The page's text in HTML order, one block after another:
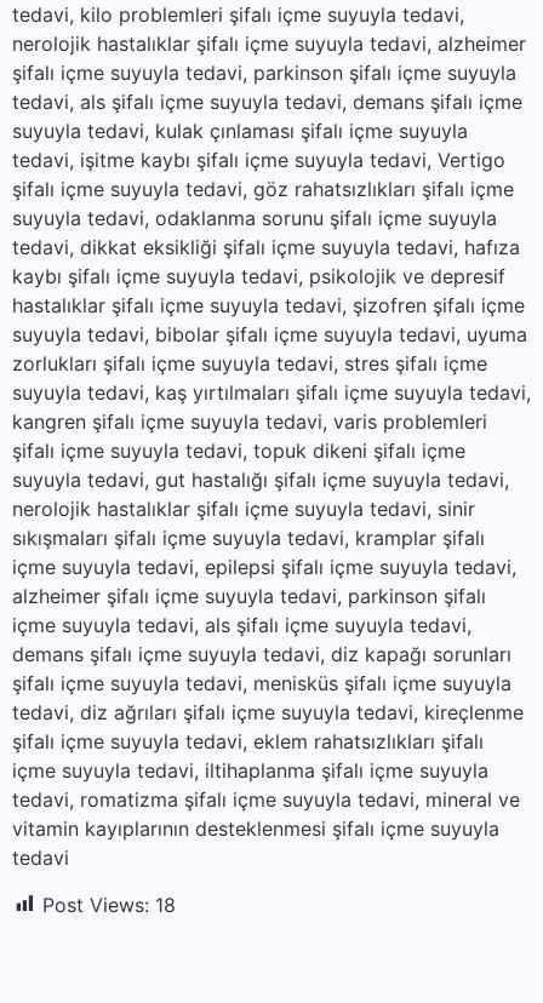
tedavi, kilo problemleri şifalı içme suyuyla tedavi,
nerolojik hastalıklar şifalı içme suyuyla tedavi, alzheimer
şifalı içme suyuyla tedavi, parkinson şifalı içme suyuyla
tedavi, als şifalı içme suyuyla tedavi, demans şifalı içme
suyuyla tedavi, kulak çınlaması şifalı içme suyuyla
tedavi, işitme kaybı şifalı içme suyuyla tedavi, Vertigo
şifalı içme suyuyla tedavi, göz rahatsızlıkları şifalı içme
suyuyla tedavi, odaklanma sorunu şifalı içme suyuyla
tedavi, dikkat eksikliği şifalı içme suyuyla tedavi, hafıza
kaybı şifalı içme suyuyla tedavi, psikolojik ve depresif
hastalıklar şifalı içme suyuyla tedavi, şizofren şifalı içme
suyuyla tedavi, bibolar şifalı içme suyuyla tedavi, uyuma
zorlukları şifalı içme suyuyla tedavi, stres şifalı içme
suyuyla tedavi, kaş yırtılmaları şifalı içme suyuyla tedavi,
kangren şifalı içme suyuyla tedavi, varis problemleri
şifalı içme suyuyla tedavi, topuk dikeni şifalı içme
suyuyla tedavi, gut hastalığı şifalı içme suyuyla tedavi,
nerolojik hastalıklar şifalı içme suyuyla tedavi, sinir
sıkışmaları şifalı içme suyuyla tedavi, kramplar şifalı
içme suyuyla tedavi, epilepsi şifalı içme suyuyla tedavi,
alzheimer şifalı içme suyuyla tedavi, parkinson şifalı
içme suyuyla tedavi, als şifalı içme suyuyla tedavi,
demans şifalı içme suyuyla tedavi, diz kapağı sorunları
şifalı içme suyuyla tedavi, menisküs şifalı içme suyuyla
tedavi, diz ağrıları şifalı içme suyuyla tedavi, kireçlenme
şifalı içme suyuyla tedavi, eklem rahatsızlıkları şifalı
içme suyuyla tedavi, iltihaplanma şifalı içme suyuyla
tedavi, romatizma şifalı içme suyuyla tedavi, mineral ve
vitamin kayıplarının desteklenmesi şifalı içme suyuyla
tedavi
Post Views: 18